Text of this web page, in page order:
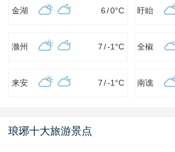
金湖 6/0°C 盱眙
滁州 7/-1 °C 全椒
来安 7/-1 °C 南谯
琅琊十大旅游景点